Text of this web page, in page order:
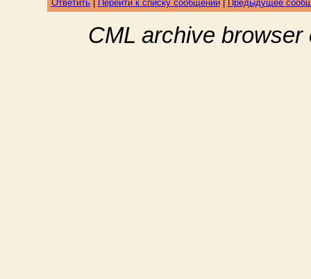
Ответить| Перейти к списку сообщений| Предыдущее
CML archive